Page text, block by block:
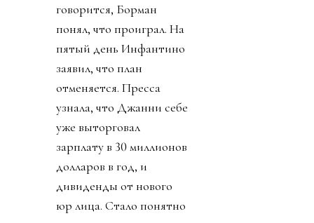
говорится, Борман
понял, что проиграл. На
пятый день Инфантино
заявил, что план
отменяется. Пресса
узнала, что Джанни себе
уже выторговал
зарплату в 30 миллионов
долларов в год, и
дивиденды от нового
юр лица. Стало понятно